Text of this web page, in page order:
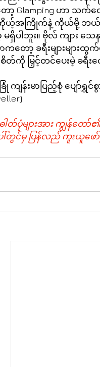
ော့ Glamping ဟာ
ကိုယ့်အကြိုက်နဲ့ ကိုယ်မို့ ဘယ်
မရှိပါဘူး။ ဗိုလ် ကျား
ော့ ခရီးများများ
မြှင့်တင်ပေးမဲ့ ခရီးတွ
ျန်းမာပြည့်စုံ ပျော်ရွှင်စွ
ဓါတ်ပုံများအား ကျွန်
င်မှ ပြန်လည် ကူးယူဖော်ပြ